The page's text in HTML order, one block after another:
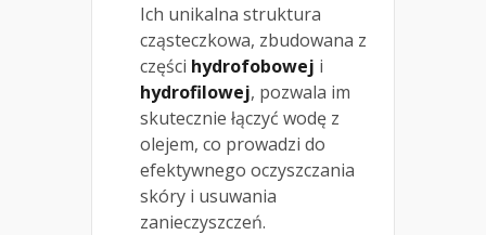
Ich unikalna struktura
cząsteczkowa, zbudowana z
części hydrofobowej i
hydrofilowej, pozwala im
skutecznie łączyć wodę z
olejem, co prowadzi do
efektywnego oczyszczania
skóry i usuwania
zanieczyszczeń.